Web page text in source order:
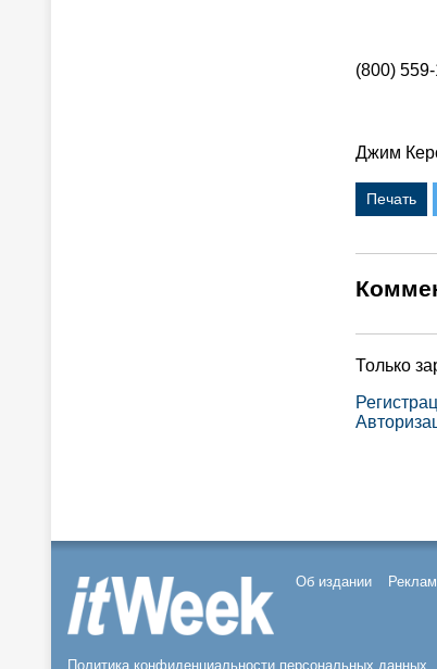
(800)
Джим
Печать
Только
Об издании
Политика конфиденциальности персональных данных